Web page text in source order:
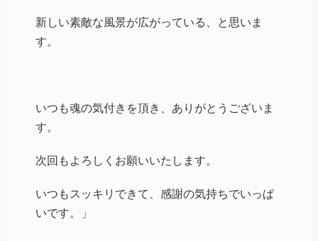
新しい素敵な風景が広がっている、と思いま
す。
いつも魂の気付きを頂き、ありがとうございま
す。
次回もよろしくお願いいたします。
いつもスッキリできて、感謝の気持ちでいっぱ
いです。」